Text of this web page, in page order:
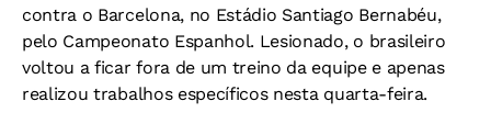
contra o Barcelona, no Estádio Santiago Bernabéu,
pelo Campeonato Espanhol. Lesionado, o brasileiro
voltou a ficar fora de um treino da equipe e apenas
realizou trabalhos específicos nesta quarta-feira.